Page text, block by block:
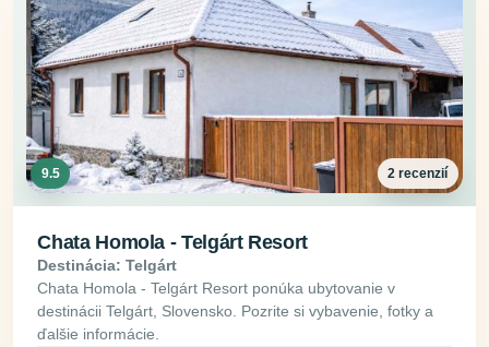
9.5 2 recenzií
Chata Homola - Telgárt Resort
Destinácia: Telgárt
Chata Homola - Telgárt Resort ponúka ubytovanie v
destinácii Telgárt, Slovensko. Pozrite si vybavenie, fotky a
ďalšie informácie.